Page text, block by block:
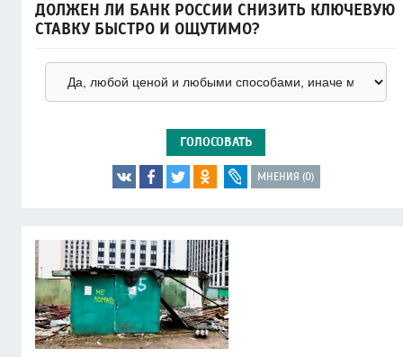
ДОЛЖЕН ЛИ БАНК РОССИИ СНИЗИТЬ КЛЮЧЕВУЮ
СТАВКУ БЫСТРО И ОЩУТИМО?
ГОЛОСОВАТЬ
МНЕНИЯ (0)